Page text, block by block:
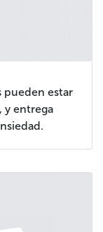
pueden estar
y entrega